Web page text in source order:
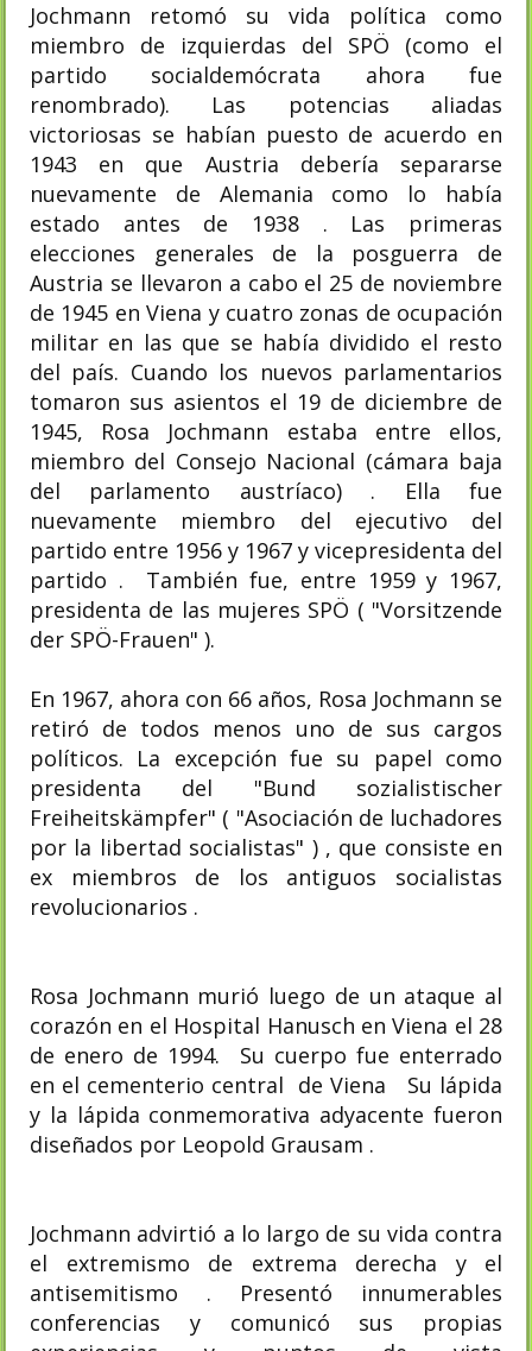
Jochmann retomó su vida política como
miembro de izquierdas del SPÖ (como el
partido socialdemócrata ahora fue
renombrado). Las potencias aliadas
victoriosas se habían puesto de acuerdo en
1943 en que Austria debería separarse
nuevamente de Alemania como lo había
estado antes de 1938 . Las primeras
elecciones generales de la posguerra de
Austria se llevaron a cabo el 25 de noviembre
de 1945 en Viena y cuatro zonas de ocupación
militar en las que se había dividido el resto
del país. Cuando los nuevos parlamentarios
tomaron sus asientos el 19 de diciembre de
1945, Rosa Jochmann estaba entre ellos,
miembro del Consejo Nacional (cámara baja
del parlamento austríaco) . Ella fue
nuevamente miembro del ejecutivo del
partido entre 1956 y 1967 y vicepresidenta del
partido . También fue, entre 1959 y 1967,
presidenta de las mujeres SPÖ ( "Vorsitzende
der SPÖ-Frauen" ).
En 1967, ahora con 66 años, Rosa Jochmann se
retiró de todos menos uno de sus cargos
políticos. La excepción fue su papel como
presidenta del "Bund sozialistischer
Freiheitskämpfer" ( "Asociación de luchadores
por la libertad socialistas" ) , que consiste en
ex miembros de los antiguos socialistas
revolucionarios .
Rosa Jochmann murió luego de un ataque al
corazón en el Hospital Hanusch en Viena el 28
de enero de 1994. Su cuerpo fue enterrado
en el cementerio central de Viena Su lápida
y la lápida conmemorativa adyacente fueron
diseñados por Leopold Grausam .
Jochmann advirtió a lo largo de su vida contra
el extremismo de extrema derecha y el
antisemitismo . Presentó innumerables
conferencias y comunicó sus propias